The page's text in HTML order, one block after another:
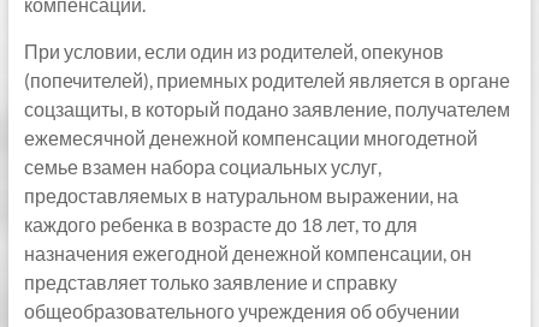
При условии, если один из родителей, опекунов
(попечителей), приемных родителей является в органе
соцзащиты, в который подано заявление, получателем
ежемесячной денежной компенсации многодетной
семье взамен набора социальных услуг,
предоставляемых в натуральном выражении, на
каждого ребенка в возрасте до 18 лет, то для
назначения ежегодной денежной компенсации, он
представляет только заявление и справку
общеобразовательного учреждения об обучении